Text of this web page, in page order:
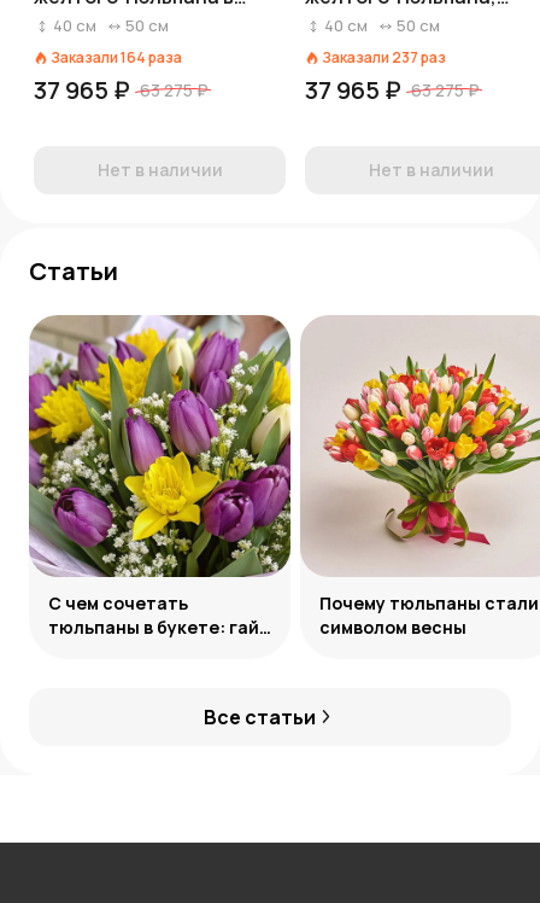
крафте, Россия, 40 см
40 см 50 см
Заказали164раза
37 965 ₽ 63 275 ₽
Нет в наличии
Россия, 40 см
40 см 50 см
Заказали 237раз
37 965 ₽ 63 275 ₽
Нет в наличии
Статьи
Все статьи
С чем сочетать
тюльпаны в букете: гайд
Почему тюльпаны стали
символом весны